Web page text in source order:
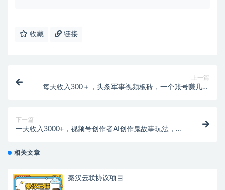
收藏 链接
上一篇
每天收入300＋，头条军事视频板砖，一个账号赚几十
下一篇
一天收入3000+，视频号创作者AI创作鬼故事玩法，条
相关文章
秦汉云联协议项目